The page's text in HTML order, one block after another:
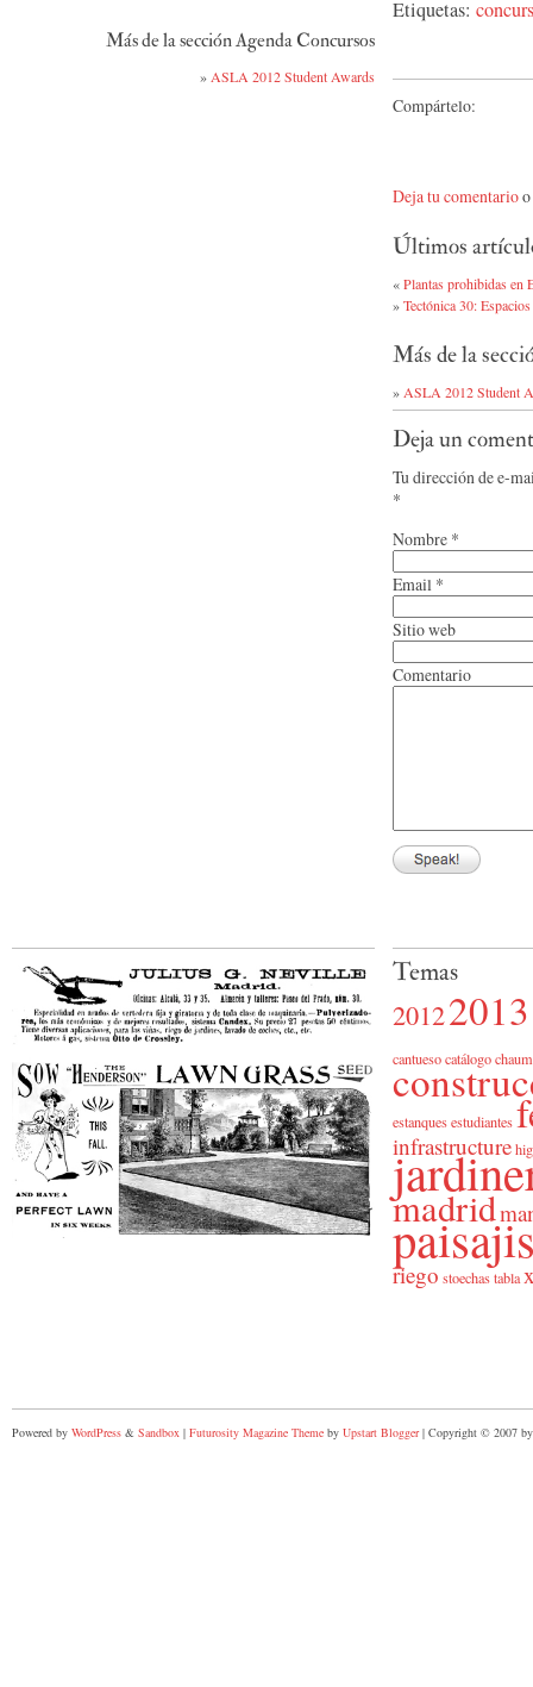
Más de la sección Agenda Concursos
» ASLA 2012 Student Awards
Etiquetas:
Compártelo:
Deja tu comentario
Últimos
«Plantas prohibidas en
»Tectónica 30:
Más de la
» ASLA 2012 Student
Deja un
Tu dirección de e-
*
Nombre *
Email *
Sitio web
Comentario
Temas
20122013
cantuesocatálogo
estanquesestudiantes
infrastructure
madrid
riego stoechastabla
Powered by WordPress & Sandbox | Futurosity Magazine Theme by Upstart Blogger| Copyright © 2007 by